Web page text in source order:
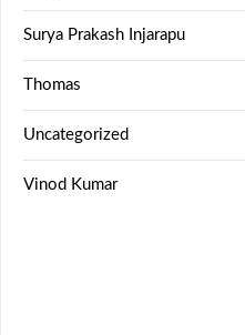
Surya Prakash Injarapu
Thomas
Uncategorized
Vinod Kumar